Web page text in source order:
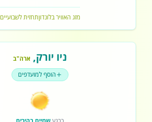
מזג האוויר בלונדוןתחזית לשבועיים
ניו יורק, ארה"ב
הוסף למועדפים